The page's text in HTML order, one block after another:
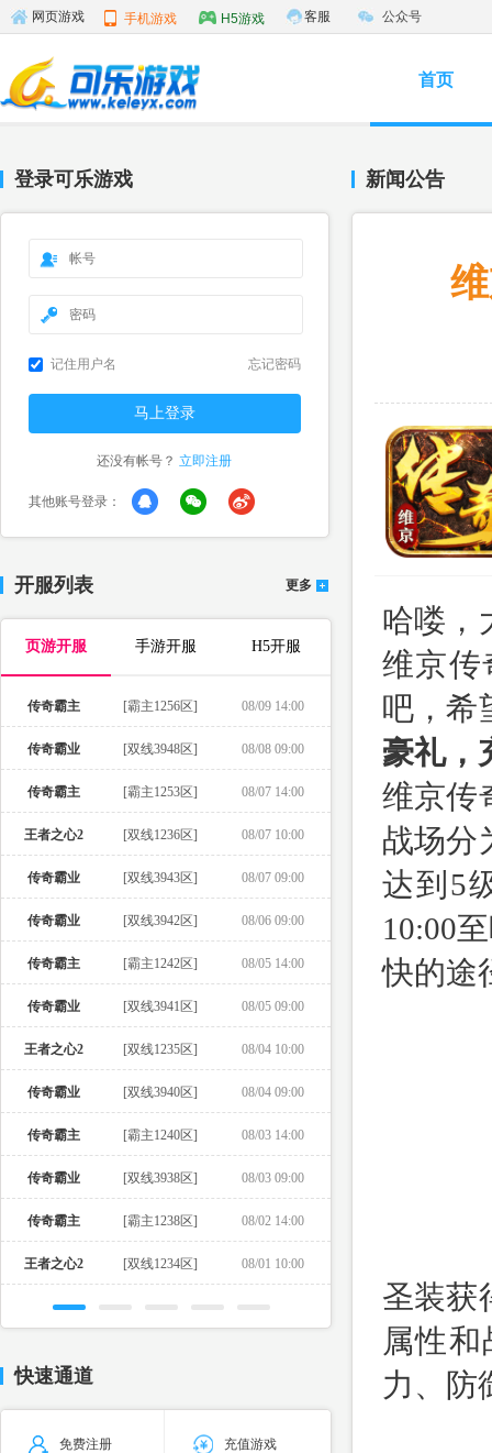
网页游戏 手机游戏 H5游戏 客服 公众号
首页
登录可乐游戏
记住用户名 忘记密码
还没有帐号？ 立即注册
其他账号登录：
开服列表 更多
页游开服 手游开服 H5开服
传奇霸主 [霸主1256区] 08/09 14:00
传奇霸业 [双线3948区] 08/08 09:00
传奇霸主 [霸主1253区] 08/07 14:00
王者之心2 [双线1236区] 08/07 10:00
传奇霸业 [双线3943区] 08/07 09:00
传奇霸业 [双线3942区] 08/06 09:00
传奇霸主 [霸主1242区] 08/05 14:00
传奇霸业 [双线3941区] 08/05 09:00
王者之心2 [双线1235区] 08/04 10:00
传奇霸业 [双线3940区] 08/04 09:00
传奇霸主 [霸主1240区] 08/03 14:00
传奇霸业 [双线3938区] 08/03 09:00
传奇霸主 [霸主1238区] 08/02 14:00
王者之心2 [双线1234区] 08/01 10:00
快速通道
免费注册 充值游戏
新闻公告
哈喽，
维京传
吧，希
豪礼，
维京传
战场分
达到5
10:00
快的途
圣装获
属性
力、防